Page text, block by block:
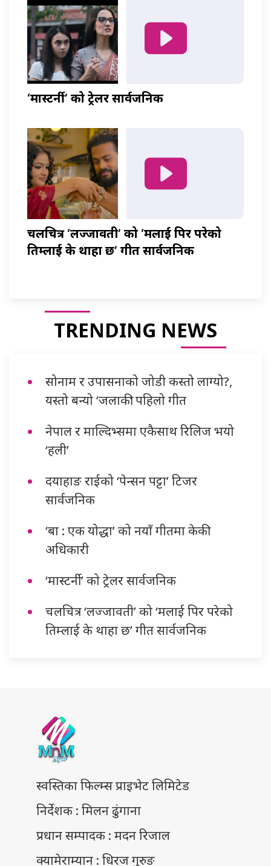
‘मास्टर्नी’ को ट्रेलर सार्वजनिक
चलचित्र ‘लज्जावती’ को ‘मलाई पिर परेको
तिम्लाई के थाहा छ’ गीत सार्वजनिक
TRENDING NEWS
सोनाम र उपासनाको जोडी कस्तो लाग्यो?,
यस्तो बन्यो ‘जलाकी’ पहिलो गीत
नेपाल र माल्दिभ्समा एकैसाथ रिलिज भयो
‘हली’
दयाहाङ राईको ‘पेन्सन पट्टा’ टिजर
सार्वजनिक
‘बा : एक योद्धा’ को नयाँ गीतमा केकी
अधिकारी
‘मास्टर्नी’ को ट्रेलर सार्वजनिक
चलचित्र ‘लज्जावती’ को ‘मलाई पिर परेको
तिम्लाई के थाहा छ’ गीत सार्वजनिक
स्वस्तिका फिल्म्स प्राइभेट लिमिटेड
निर्देशक : मिलन ढुंगाना
प्रधान सम्पादक : मदन रिजाल
क्यामेराम्यान : धिरज गुरुङ